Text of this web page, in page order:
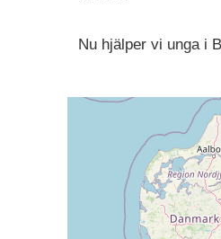
Nu hjälper vi unga i